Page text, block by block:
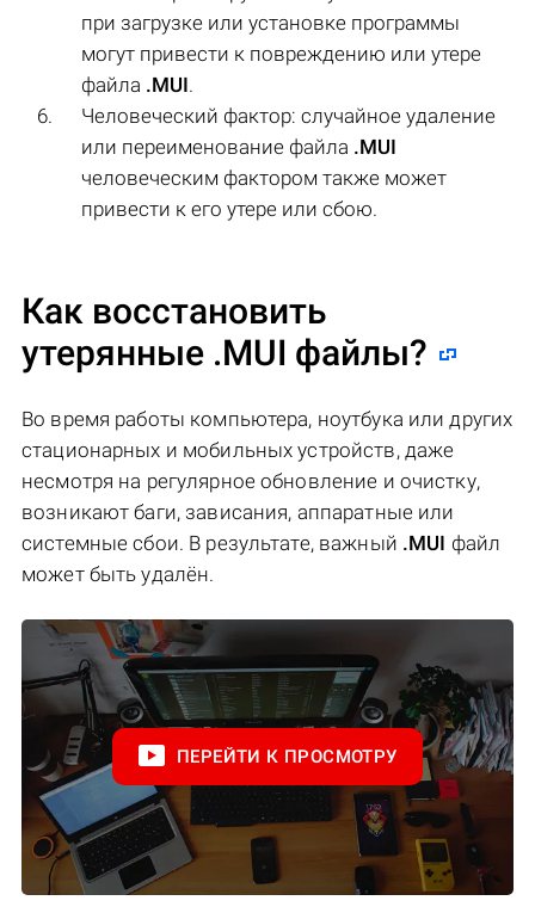
при загрузке или установке программы
могут привести к повреждению или утере
файла .MUI.
Человеческий фактор: случайное удаление
или переименование файла .MUI
человеческим фактором также может
привести к его утере или сбою.
Как восстановить
утерянные .MUI файлы?
Во время работы компьютера, ноутбука или других
стационарных и мобильных устройств, даже
несмотря на регулярное обновление и очистку,
возникают баги, зависания, аппаратные или
системные сбои. В результате, важный .MUI файл
может быть удалён.
ПЕРЕЙТИ К ПРОСМОТРУ